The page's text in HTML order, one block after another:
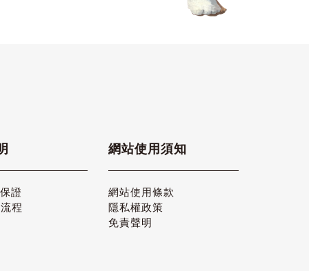
證
程
網站使用須知
網站使用條款
隱私權政策
免責聲明